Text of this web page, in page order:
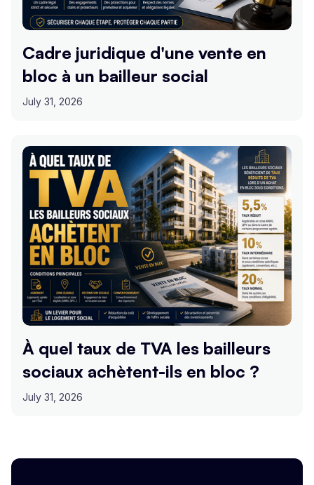
Cadre juridique d'une vente en
bloc à un bailleur social
July 31, 2026
À quel taux de TVA les bailleurs
sociaux achètent-ils en bloc ?
July 31, 2026